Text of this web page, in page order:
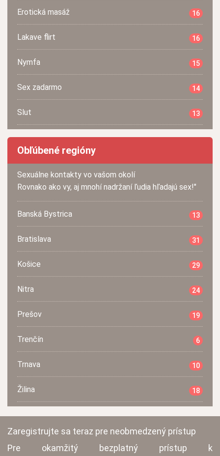
Erotická masáž 16
Lakave flirt 16
Nymfa 15
Sex zadarmo 14
Slut 13
Obľúbené regióny
Sexuálne kontakty vo vašom okolí
Rovnako ako vy, aj mnohí nadržaní ľudia hľadajú sex!"
Banská Bystrica 13
Bratislava 31
Košice 29
Nitra 24
Prešov 19
Trenčín 6
Trnava 10
Žilina 18
Zaregistrujte sa teraz pre neobmedzený prístup
Pre okamžitý bezplatný prístup k